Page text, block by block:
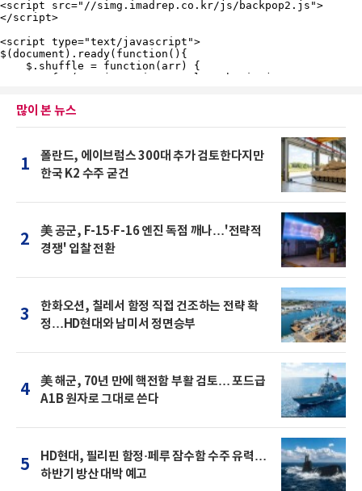
많이 본 뉴스
1
폴란드, 에이브럼스 300대 추가 검토한다지만
한국 K2 수주 굳건
2
美 공군, F-15·F-16 엔진 독점 깨나…'전략적
경쟁' 입찰 전환
3
한화오션, 칠레서 함정 직접 건조하는 전략 확
정…HD현대와 남미서 정면승부
4
美 해군, 70년 만에 핵전함 부활 검토… 포드급
A1B 원자로 그대로 쓴다
5
HD현대, 필리핀 함정·페루 잠수함 수주 유력…
하반기 방산 대박 예고